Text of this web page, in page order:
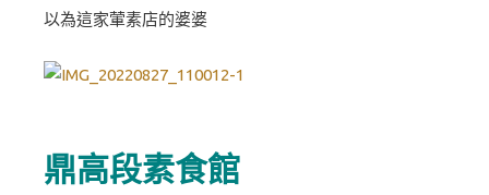
以為這家葷素店的婆婆
鼎高段素食館